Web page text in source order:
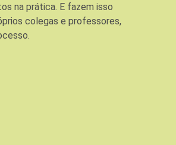
na prática. E fazem isso
colegas e professores,